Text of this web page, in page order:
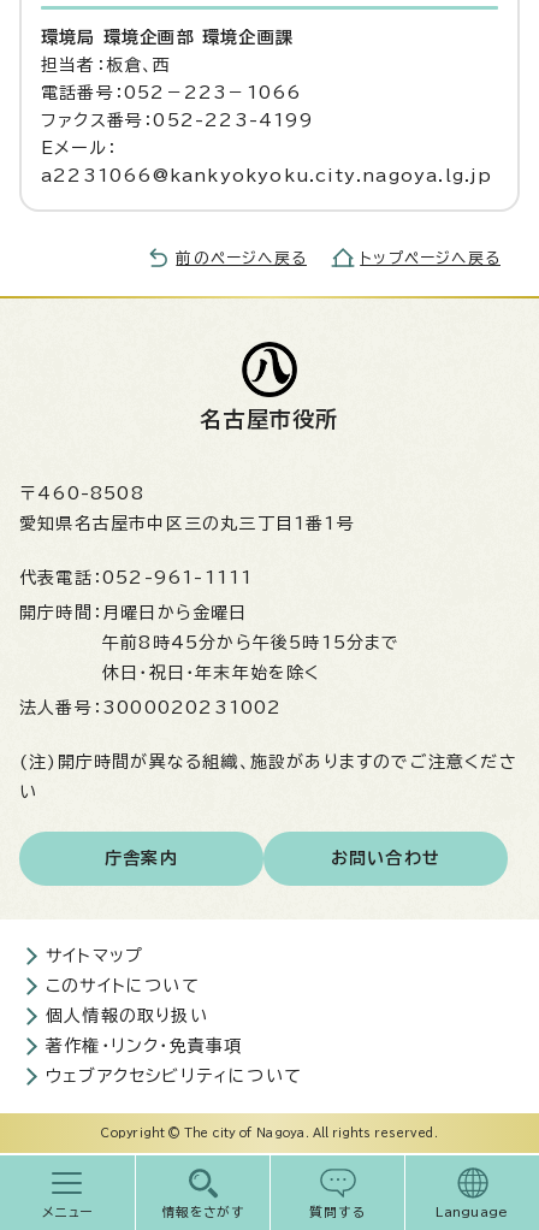
環境局 環境企画部 環境企画課
担当者：板倉、西
電話番号：052－223－1066
ファクス番号：052-223-4199
Eメール：
a2231066@kankyokyoku.city.nagoya.lg.jp
前のページへ戻る トップページへ戻る
メニュー 情報をさがす 質問する Language
名古屋市役所
〒460-8508
愛知県名古屋市中区三の丸三丁目1番1号
代表電話： 052-961-1111
開庁時間： 月曜日から金曜日
午前8時45分から午後5時15分まで
休日・祝日・年末年始を除く
法人番号： 3000020231002
(注)開庁時間が異なる組織、施設がありますのでご注意くださ
い
庁舎案内 お問い合わせ
サイトマップ
このサイトについて
個人情報の取り扱い
著作権・リンク・免責事項
ウェブアクセシビリティについて
Copyright © The city of Nagoya. All rights reserved.